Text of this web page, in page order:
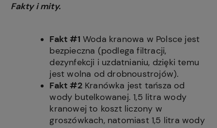
Fakty i mity.
Fakt #1 Woda kranowa w Polsce jest
bezpieczna (podlega filtracji,
dezynfekcji i uzdatnianiu, dzięki temu
jest wolna od drobnoustrojów).
Fakt #2Kranówka jest tańsza od
wody butelkowanej. 1,5 litra wody
kranowej to koszt liczony w
groszówkach, natomiast 1,5 litra wody